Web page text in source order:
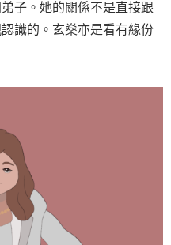
子。她的關係不是直接跟
識的。玄燊亦是看有緣份